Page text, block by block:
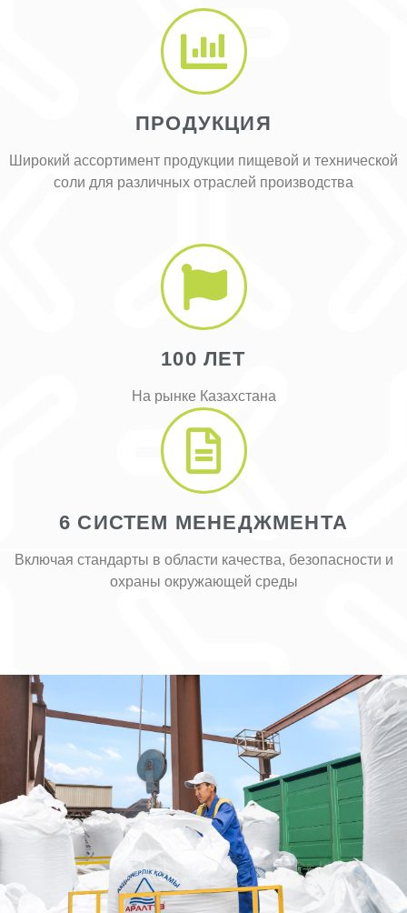
ПРОДУКЦИЯ
Широкий ассортимент продукции пищевой и технической
соли для различных отраслей производства
100 ЛЕТ
На рынке Казахстана
6 СИСТЕМ МЕНЕДЖМЕНТА
Включая стандарты в области качества, безопасности и
охраны окружающей среды